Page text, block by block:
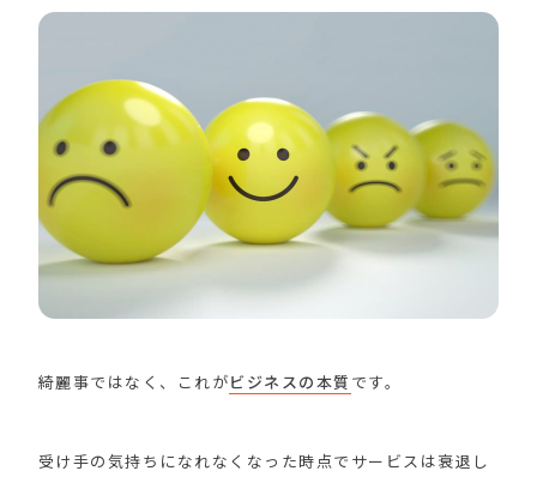
綺麗事ではなく、これがビジネスの本質 です。
受け手の気持ちになれなくなった時点でサービスは衰退し